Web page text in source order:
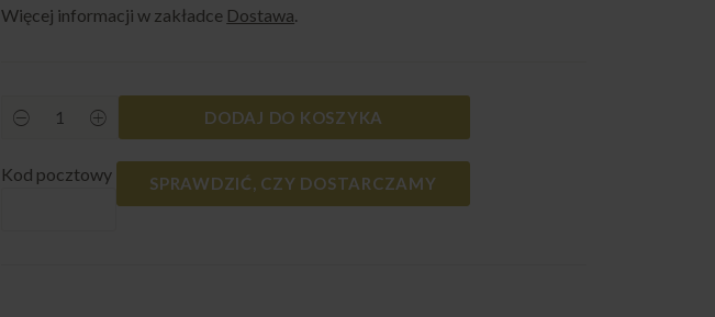
Więcej informacji w zakładce Dostawa.
Strips
quantity
DODAJ DO KOSZYKA
Kod pocztowy SPRAWDZIĆ, CZY DOSTARCZAMY